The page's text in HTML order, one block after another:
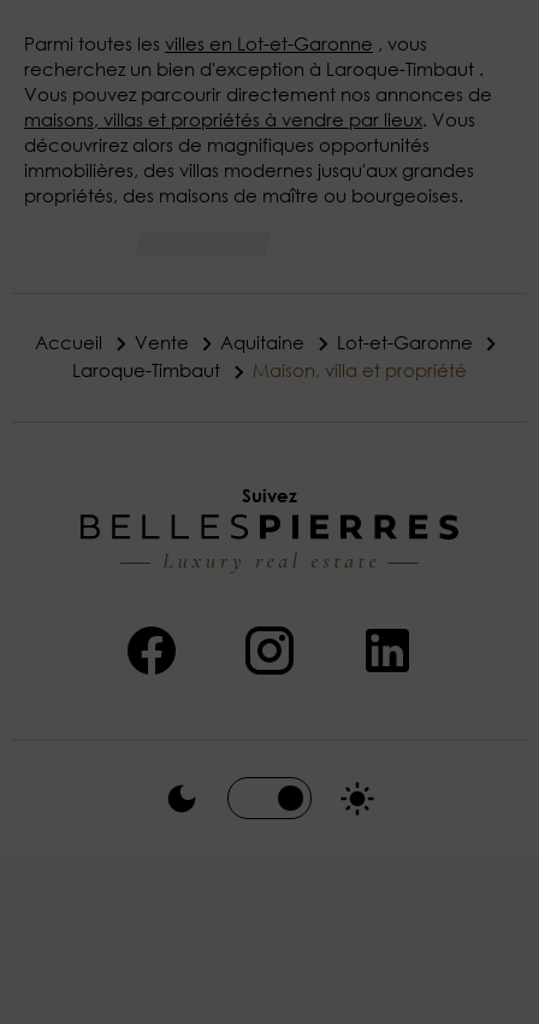
Parmi toutes les villes en Lot-et-Garonne , vous
recherchez un bien d'exception à Laroque-Timbaut .
Vous pouvez parcourir directement nos annonces de
maisons, villas et propriétés à vendre par lieux. Vous
découvrirez alors de magnifiques opportunités
immobilières, des villas modernes jusqu'aux grandes
propriétés, des maisons de maître ou bourgeoises.
Accueil Vente Aquitaine
Lot-et-Garonne
Laroque-Timbaut
Maison, villa et propriété
Suivez